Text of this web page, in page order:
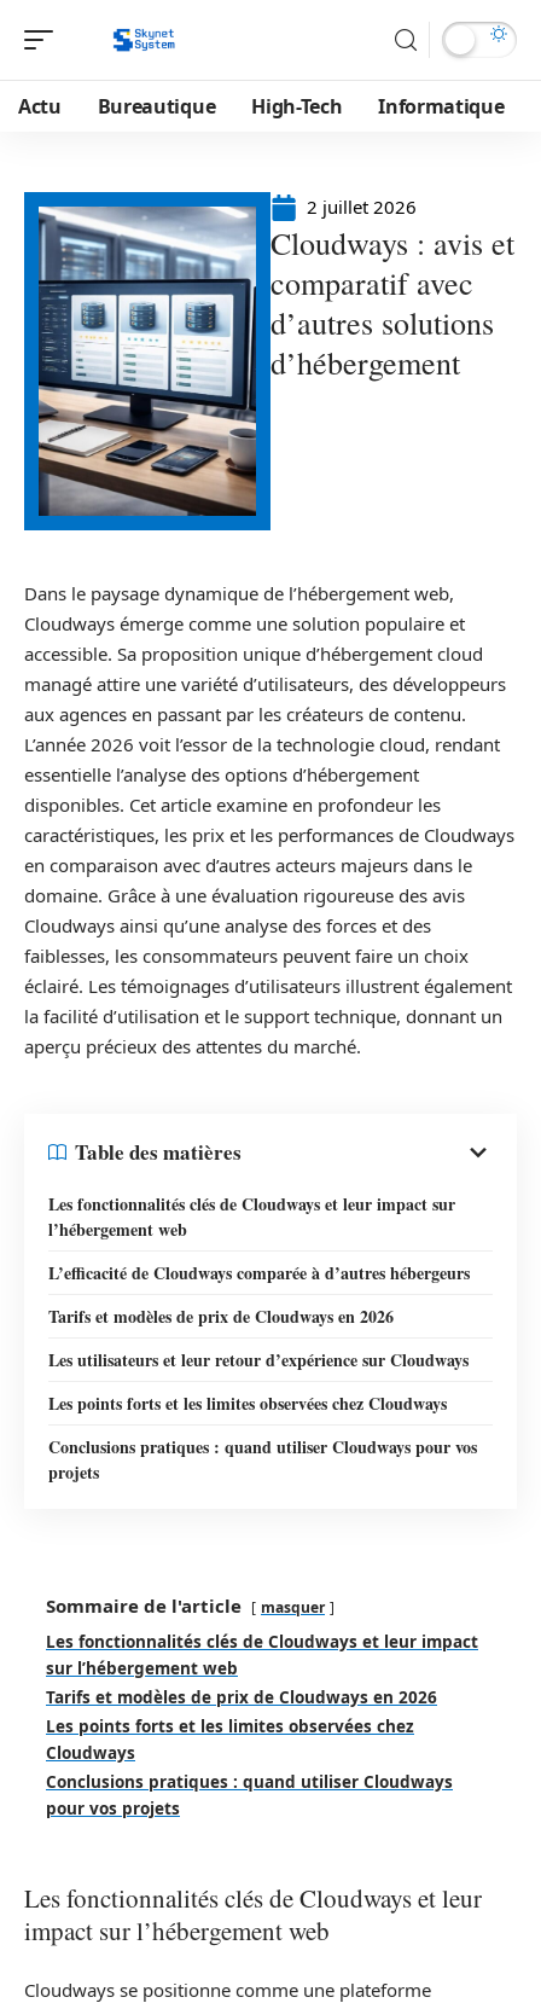
Actu Bureautique High-Tech Informatique
2 juillet 2026
Cloudways : avis et
comparatif avec
d’autres solutions
d’hébergement
Dans le paysage dynamique de l’hébergement web,
Cloudways émerge comme une solution populaire et
accessible. Sa proposition unique d’hébergement cloud
managé attire une variété d’utilisateurs, des développeurs
aux agences en passant par les créateurs de contenu.
L’année 2026 voit l’essor de la technologie cloud, rendant
essentielle l’analyse des options d’hébergement
disponibles. Cet article examine en profondeur les
caractéristiques, les prix et les performances de Cloudways
en comparaison avec d’autres acteurs majeurs dans le
domaine. Grâce à une évaluation rigoureuse des avis
Cloudways ainsi qu’une analyse des forces et des
faiblesses, les consommateurs peuvent faire un choix
éclairé. Les témoignages d’utilisateurs illustrent également
la facilité d’utilisation et le support technique, donnant un
aperçu précieux des attentes du marché.
Table des matières
Les fonctionnalités clés de Cloudways et leur impact sur
l’hébergement web
L’efficacité de Cloudways comparée à d’autres hébergeurs
Tarifs et modèles de prix de Cloudways en 2026
Les utilisateurs et leur retour d’expérience sur Cloudways
Les points forts et les limites observées chez Cloudways
Conclusions pratiques : quand utiliser Cloudways pour vos
projets
Sommaire de l'article masquer
Les fonctionnalités clés de Cloudways et leur impact
sur l’hébergement web
Tarifs et modèles de prix de Cloudways en 2026
Les points forts et les limites observées chez
Cloudways
Conclusions pratiques : quand utiliser Cloudways
pour vos projets
Les fonctionnalités clés de Cloudways et leur
impact sur l’hébergement web
Cloudways se positionne comme une plateforme